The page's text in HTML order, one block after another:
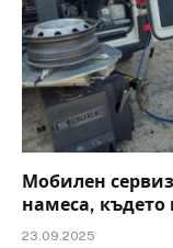
Мобилен
намеса, където
23.09.2025